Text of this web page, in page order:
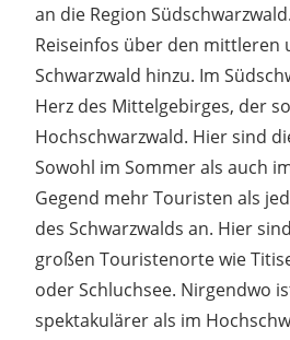
an die Region
Reiseinfos über den mittleren
Schwarzwald hinzu. Im
Herz des Mittelgebirges, der
Hochschwarzwald. Hier sind
Sowohl im Sommer als auch
Gegend mehr Touristen als
des Schwarzwalds an. Hier
großen Touristenorte wie
oder Schluchsee. Nirgendwo
spektakulärer als im